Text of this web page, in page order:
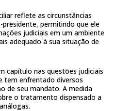
reflete as circunstâncias
permitindo que ele
judiciais em um ambiente
adequado à sua situação de
capítulo nas questões judiciais
tem enfrentado diversos
de seu mandato. A medida
o tratamento dispensado a